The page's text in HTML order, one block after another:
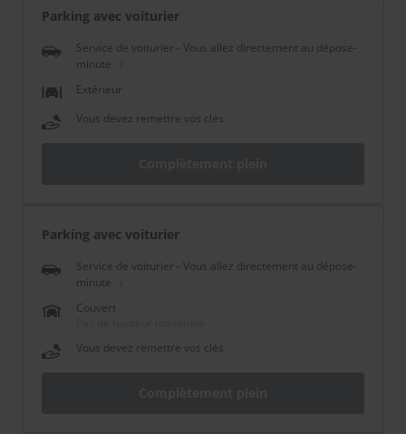
Parking avec voiturier
Service de voiturier - Vous allez directement au dépose-
minute
Extérieur
Vous devez remettre vos clés
Parking avec voiturier
Service de voiturier - Vous allez directement au dépose-
minute
Couvert
Vous devez remettre vos clés